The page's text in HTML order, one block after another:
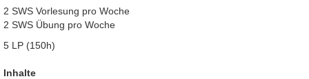
2 SWS Vorlesung pro Woche
2 SWS Übung pro Woche
5 LP (150h)
Inhalte